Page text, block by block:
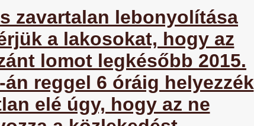
zavartalan lebonyolítása
a lakosokat, hogy az
lomot legkésőbb 2015.
án reggel 6 óráig helyezzék
elé úgy, hogy az ne